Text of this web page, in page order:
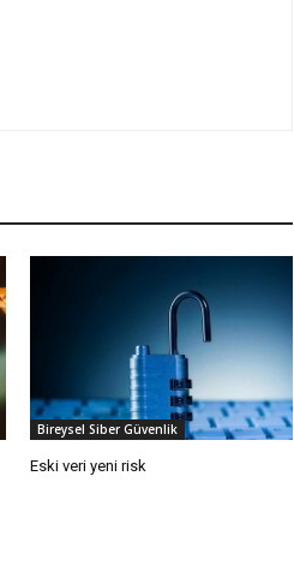
Bireysel Siber Güvenlik
Eski veri yeni risk